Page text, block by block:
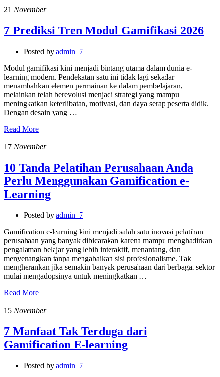
21 November
7 Prediksi Tren Modul Gamifikasi 2026
Posted by admin_7
Modul gamifikasi kini menjadi bintang utama dalam dunia e-
learning modern. Pendekatan satu ini tidak lagi sekadar
menambahkan elemen permainan ke dalam pembelajaran,
melainkan telah berevolusi menjadi strategi yang mampu
meningkatkan keterlibatan, motivasi, dan daya serap peserta didik.
Dengan desain yang …
Read More
17 November
10 Tanda Pelatihan Perusahaan Anda
Perlu Menggunakan Gamification e-
Learning
Posted by admin_7
Gamification e-learning kini menjadi salah satu inovasi pelatihan
perusahaan yang banyak dibicarakan karena mampu menghadirkan
pengalaman belajar yang lebih interaktif, menantang, dan
menyenangkan tanpa mengabaikan sisi profesionalisme. Tak
mengherankan jika semakin banyak perusahaan dari berbagai sektor
mulai mengadopsinya untuk meningkatkan …
Read More
15 November
7 Manfaat Tak Terduga dari
Gamification E-learning
Posted by admin_7